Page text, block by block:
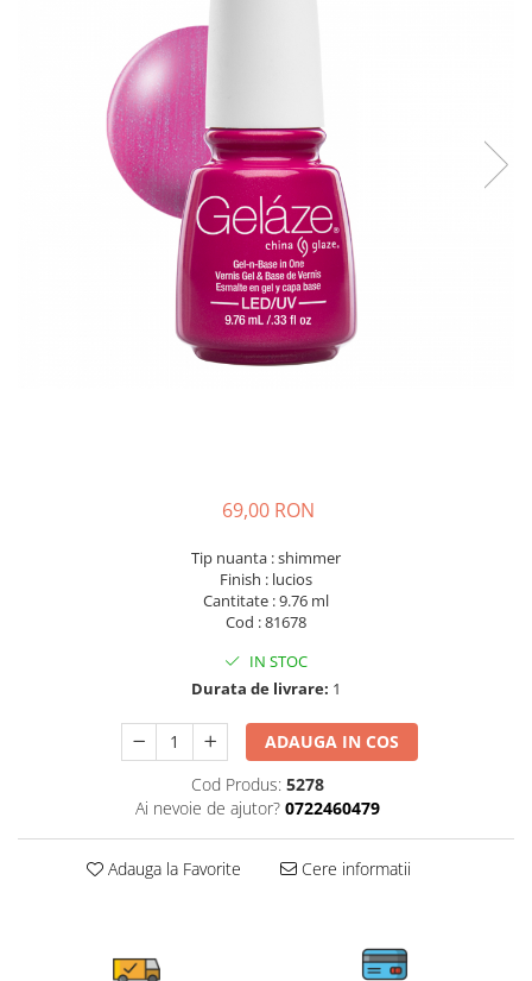
69,00 RON
Tip nuanta : shimmer
Finish : lucios
Cantitate : 9.76 ml
Cod : 81678
IN STOC
Durata de livrare: 1
ADAUGA IN COS
Cod Produs: 5278
Ai nevoie de ajutor? 0722460479
Adauga la Favorite Cere informatii